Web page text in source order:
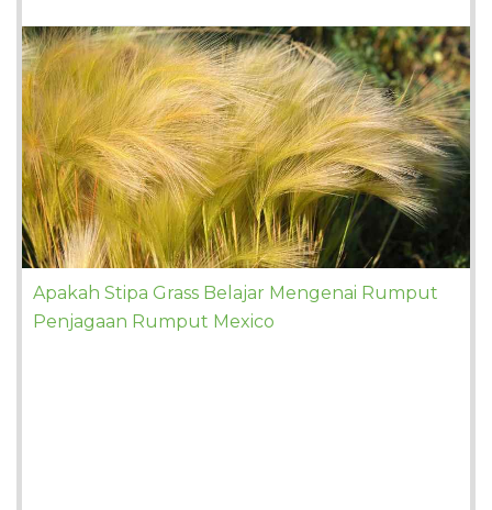
Apakah Stipa Grass Belajar Mengenai Rumput
Penjagaan Rumput Mexico